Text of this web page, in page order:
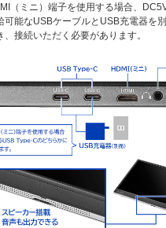
（ミニ）端子を使用する場合、
可能なUSBケーブルとUSB充電器を
、接続いただく必要があります。